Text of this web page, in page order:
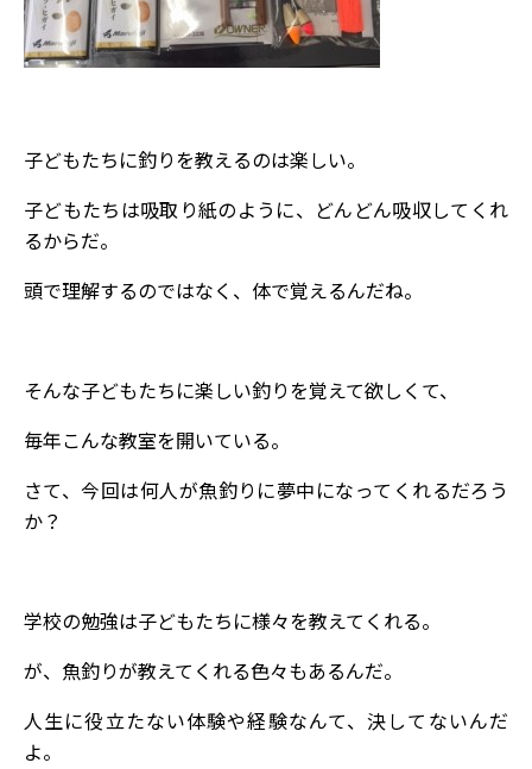
子どもたちに釣りを教えるのは楽しい。
子どもたちは吸取り紙のように、どんどん吸収してくれ
るからだ。
頭で理解するのではなく、体で覚えるんだね。
そんな子どもたちに楽しい釣りを覚えて欲しくて、
毎年こんな教室を開いている。
さて、今回は何人が魚釣りに夢中になってくれるだろう
か？
学校の勉強は子どもたちに様々を教えてくれる。
が、魚釣りが教えてくれる色々もあるんだ。
人生に役立たない体験や経験なんて、決してないんだ
よ。